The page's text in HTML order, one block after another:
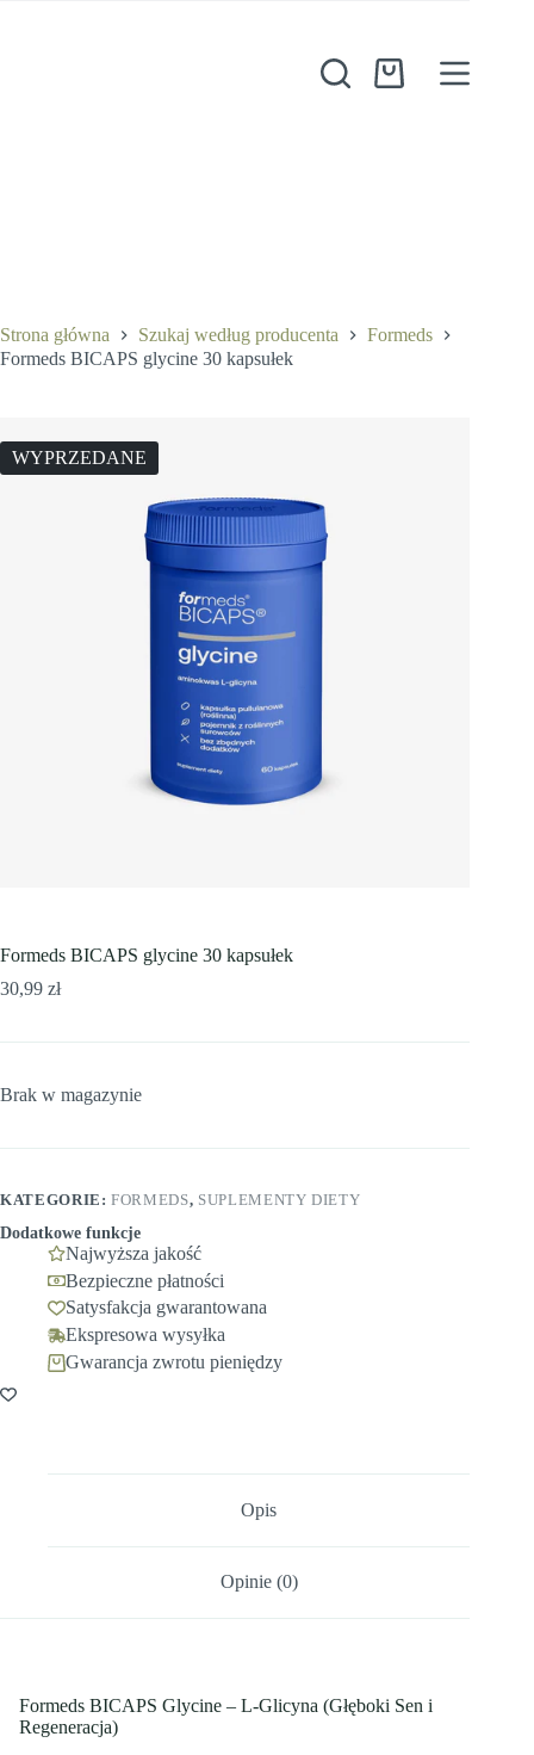
Koszyk
Strona główna Szukaj według producenta
Formeds
Formeds BICAPS glycine 30 kapsułek
WYPRZEDANE
Formeds BICAPS glycine 30 kapsułek
30,99 zł
Brak w magazynie
KATEGORIE:FORMEDS, SUPLEMENTY DIETY
Dodatkowe funkcje
Najwyższa jakość
Bezpieczne płatności
Satysfakcja gwarantowana
Ekspresowa wysyłka
Gwarancja zwrotu pieniędzy
Opis
Opinie (0)
Formeds BICAPS Glycine – L-Glicyna (Głęboki Sen i
Regeneracja)